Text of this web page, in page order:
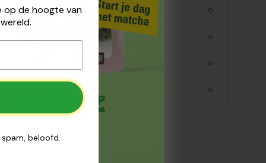
koolhydraaten suiker 0
0
0
0
op de hoogte van
beloofd.